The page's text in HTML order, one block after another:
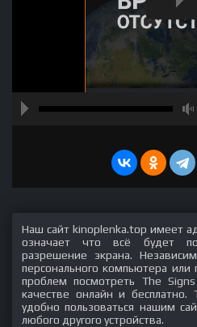
Наш сайт kinoplenka.top имеет
означает что всё будет
разрешение экрана.
персонального компьютера
проблем посмотреть The
качестве онлайн и
удобно пользоваться нашим
любого другого устройства.